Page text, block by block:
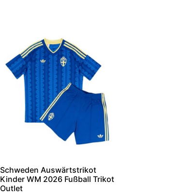
Schweden Auswärtstrikot
Kinder WM 2026 Fußball Trikot
Outlet